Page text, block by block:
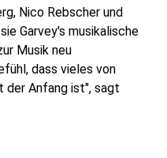
Nico Rebscher und
Garvey's musikalische
Musik neu
dass vieles von
der Anfang ist", sagt